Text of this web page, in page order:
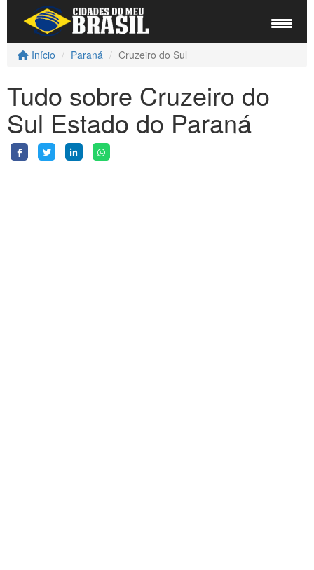
Início Paraná Cruzeiro do Sul
Tudo sobre Cruzeiro do
Sul Estado do Paraná